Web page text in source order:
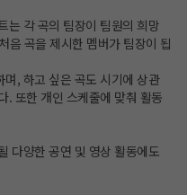
는 각 곡의 팀장이 팀원의 희망
음 곡을 제시한 멤버가 팀장이 됩
, 하고 싶은 곡도 시기에 상관
. 또한 개인 스케줄에 맞춰 활동
다양한 공연 및 영상 활동에도